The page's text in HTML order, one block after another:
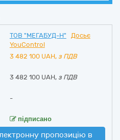
ТОВ "МЕГАБУД-Н"
Досьє
YouControl
3 482 100 UAH, з ПДВ
3 482 100 UAH, з ПДВ
-
підписано
пропозицію в